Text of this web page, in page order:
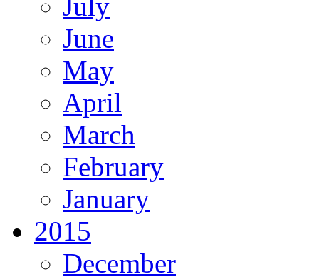
July
June
May
April
March
February
January
2015
December